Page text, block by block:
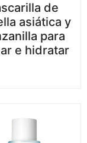
de
asiática y
para
e hidratar